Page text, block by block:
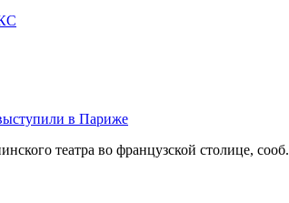
в Париже
театра во французской столице,